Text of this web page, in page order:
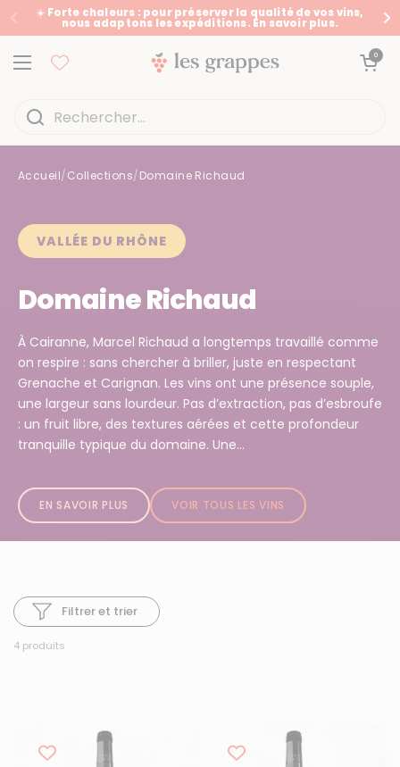
Passer au contenu
Précédent
☀️ Forte chaleurs : pour préserver la qualité de vos vins,
nous adaptons les expéditions. En savoir plus.
Ouvrir le menu
Ouvrir le panier
0
Accueil
Accueil/Collections/Domaine Richaud
VALLÉE DU RHÔNE
Domaine Richaud
À Cairanne, Marcel Richaud a longtemps travaillé comme
on respire : sans chercher à briller, juste en respectant
Grenache et Carignan. Les vins ont une présence souple,
une largeur sans lourdeur. Pas d’extraction, pas d’esbroufe
: un fruit libre, des textures aérées et cette profondeur
tranquille typique du domaine. Une...
EN SAVOIR PLUS VOIR TOUS LES VINS
4 produits
Filtrer et trier